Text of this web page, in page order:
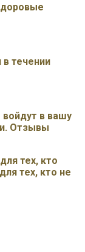
течении
в вашу
Отзывы
тех, кто
тех, кто не